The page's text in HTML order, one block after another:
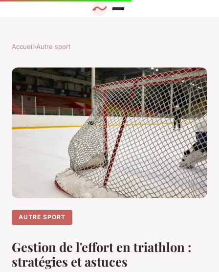
Accueil›Autre sport
AUTRE SPORT
Gestion de l'effort en triathlon :
stratégies et astuces